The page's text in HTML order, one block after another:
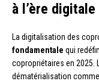
à l’ère digitale
La digitalisation des
fondamentale qui
copropriétaires en 2025.
dématérialisation